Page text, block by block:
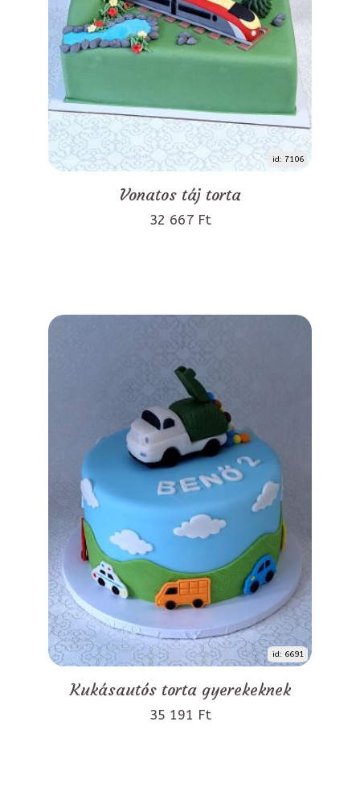
id: 7106
Vonatos táj torta
32 667 Ft
id: 6691
Kukásautós torta gyerekeknek
35 191 Ft